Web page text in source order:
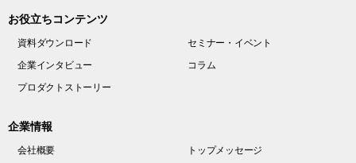
お役立ちコンテンツ
資料ダウンロード
セミナー・イベント
企業インタビュー
コラム
プロダクトストーリー
企業情報
会社概要
トップメッセージ